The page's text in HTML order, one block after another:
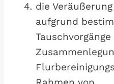
die
aufgrund